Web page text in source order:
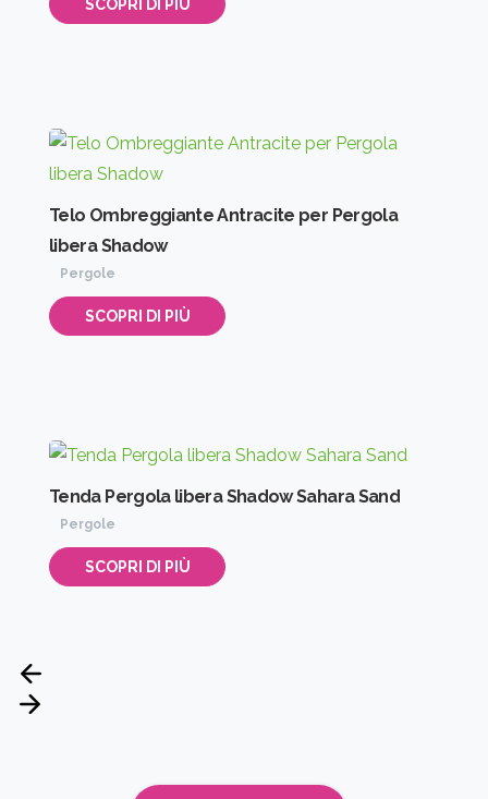
SCOPRI DI PIÙ
Telo Ombreggiante Antracite per Pergola
libera Shadow
Pergole
SCOPRI DI PIÙ
Tenda Pergola libera Shadow Sahara Sand
Pergole
SCOPRI DI PIÙ